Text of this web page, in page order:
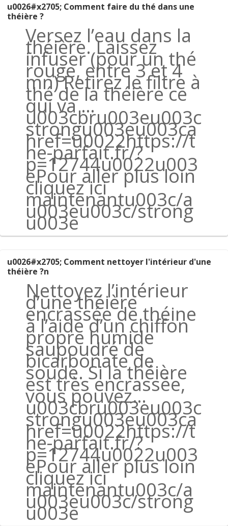
u0026#x2705; Comment faire du thé dans une
théière ?
Versez l’eau dans la
théière. Laissez
infuser (pour un thé
rouge, entre 3 et 4
mn) Retirez le filtre à
thé de la théière ce
qui va …
u003cbru003eu003c
strongu003eu003ca
href=u0022https://t
he-parfait.fr/?
p=12744u0022u003
ePour aller plus loin
cliquez ici
maintenantu003c/a
u003eu003c/strong
u003e
u0026#x2705; Comment nettoyer l'intérieur d'une
théière ?n
Nettoyez l’intérieur
d’une théière
encrassée de théine
à l’aide d’un chiffon
propre humide
saupoudré de
bicarbonate de
soude. Si la théière
est très encrassée,
vous pouvez…
u003cbru003eu003c
strongu003eu003ca
href=u0022https://t
he-parfait.fr/?
p=12744u0022u003
ePour aller plus loin
cliquez ici
maintenantu003c/a
u003eu003c/strong
u003e